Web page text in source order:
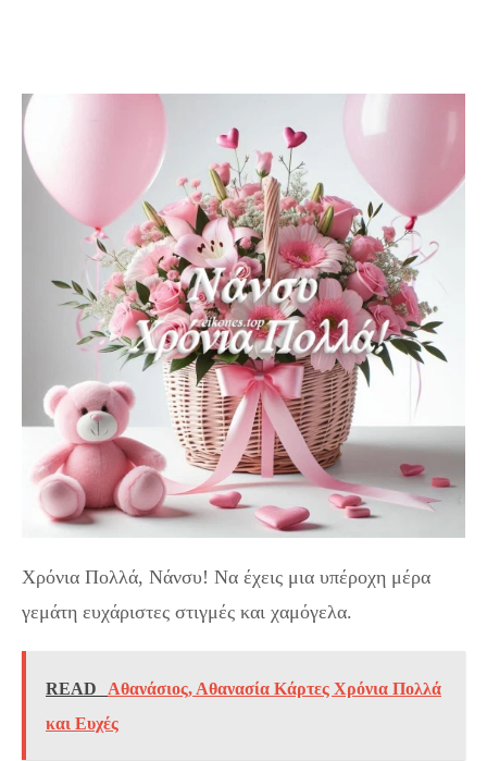
Χρόνια Πολλά, Νάνσυ! Να έχεις μια υπέροχη μέρα
γεμάτη ευχάριστες στιγμές και χαμόγελα.
READ
Αθανάσιος, Αθανασία Κάρτες Χρόνια Πολλά
και Ευχές